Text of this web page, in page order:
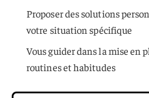
Proposer des solutions
votre situation spécifique
Vous guider dans la mise en
routines et habitudes